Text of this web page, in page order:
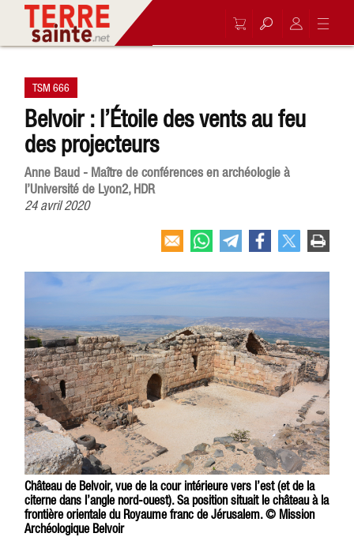
TSM 666
Belvoir : l’Étoile des vents au feu
des projecteurs
Anne Baud - Maître de conférences en archéologie à
l’Université de Lyon2, HDR
24 avril 2020
Château de Belvoir, vue de la cour intérieure vers l’est (et de la
citerne dans l’angle nord-ouest). Sa position situait le château à la
frontière orientale du Royaume franc de Jérusalem. © Mission
Archéologique Belvoir